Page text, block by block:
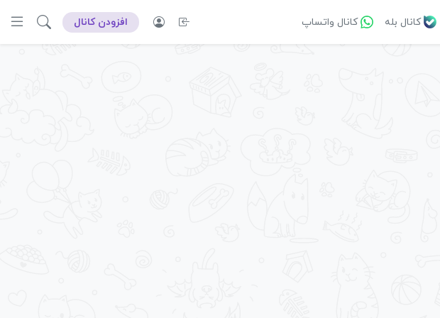
کانال بله کانال واتساپ افزودن کانال